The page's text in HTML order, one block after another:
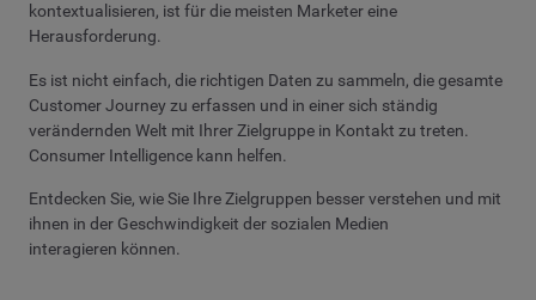
kontextualisieren, ist für die meisten Marketer eine
Herausforderung.
Es ist nicht einfach, die richtigen Daten zu sammeln, die gesamte
Customer Journey zu erfassen und in einer sich ständig
verändernden Welt mit Ihrer Zielgruppe in Kontakt zu treten.
Consumer Intelligence kann helfen.
Entdecken Sie, wie Sie Ihre Zielgruppen besser verstehen und mit
ihnen in der Geschwindigkeit der sozialen Medien
interagieren können.